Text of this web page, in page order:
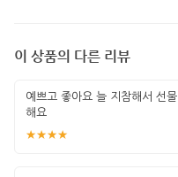
이 상품의 다른 리뷰
예쁘고 좋아요 늘 지참해서 선물
해요
★★★★